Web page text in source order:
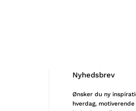
Nyhedsbrev
Ønsker du ny
hverdag,